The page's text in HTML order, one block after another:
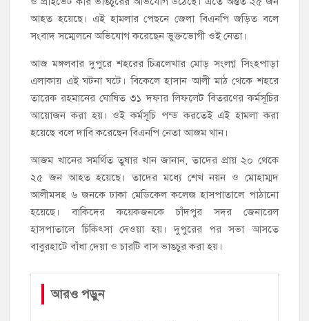
আহত হয়েছে। এই হামলার পেছনে জেলা বিএনপি জড়িত বলে
সংবাদ সম্মেলনে অভিযোগ করেছেন ভুক্তভোগী ওই নেতা।
আজ মঙ্গলবার দুপুরে শহরের চিত্রলেখার মোড় সংলগ্ন সিংহপাড়া
এলাকায় এই ঘটনা ঘটে। বিকেলে হাসান আলী মাঠ থেকে শহরে
তারেক রহমানের ঘোষিত ৩১ দফার লিফলেট বিতরণের কর্মসূচির
আয়োজন করা হয়। ওই কর্মসূচি পন্ড করতেই এই হামলা করা
হয়েছে বলে দাবি করেছেন বিএনপি নেতা আজম খান।
আজম খানের সমর্থিত তুষার খান জানান, তাদের প্রায় ২০ থেকে
২৫ জন আহত হয়েছে। তাদের মধ্যে শেখ নয়ন ও মোহাম্মদ
আলীমসহ ৬ জনকে ঢাকা মেডিকেল কলেজ হাসপাতালে পাঠানো
হয়েছে। বাকিদের কয়েকজনকে চাঁদপুর সদর জেনারেল
হাসপাতালে চিকিৎসা দেওয়া হয়। দুপুরের পর সভা আসতে
বাবুরহাটে বাঁধা দেয়া ও চারটি বাস ভাঙচুর করা হয়।
আরও পড়ুন